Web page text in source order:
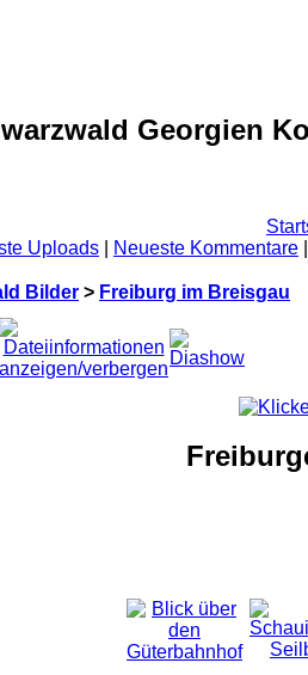
Georgien
Uploads Neueste Kommentare
Bilder > Freiburg im Breisgau